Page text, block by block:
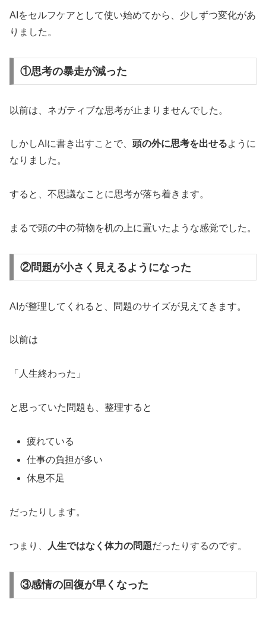
AIをセルフケアとして使い始めてから、少しずつ変化があ
りました。
①思考の暴走が減った
以前は、ネガティブな思考が止まりませんでした。
しかしAIに書き出すことで、 頭の外に思考を出せるように
なりました。
すると、不思議なことに思考が落ち着きます。
まるで頭の中の荷物を机の上に置いたような感覚でした。
②問題が小さく見えるようになった
AIが整理してくれると、問題のサイズが見えてきます。
以前は
「人生終わった」
と思っていた問題も、整理すると
疲れている
仕事の負担が多い
休息不足
だったりします。
つまり、 人生ではなく体力の問題だったりするのです。
③感情の回復が早くなった